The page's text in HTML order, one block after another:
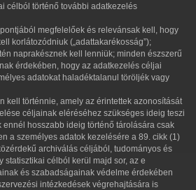
célból történő további adatkezelés
megfelelőek és relevánsak kell, hogy
korlátozódniuk („adattakarékosság”);
naprakésznek kell lenniük; minden észszerű
érdekében, hogy az adatkezelés céljai
adatokat haladéktalanul töröljék vagy
kell történnie, amely az érintettek azonosítását
céljainak eléréséhez szükséges ideig teszi
ennél hosszabb ideig történő tárolására csak
a személyes adatok kezelésére a 89. cikk (1)
archiválás céljából, tudományos és
statisztikai célból kerül majd sor, az e
és szabadságainak védelme érdekében
intézkedések végrehajtására is